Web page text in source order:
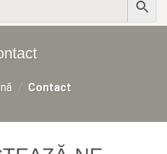
/ Contact